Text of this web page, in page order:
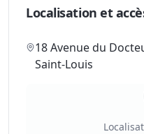
Localisation et
18 Avenue du
Saint-Louis